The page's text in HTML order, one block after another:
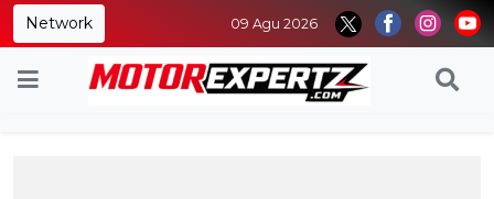
Network 09 Agu 2026